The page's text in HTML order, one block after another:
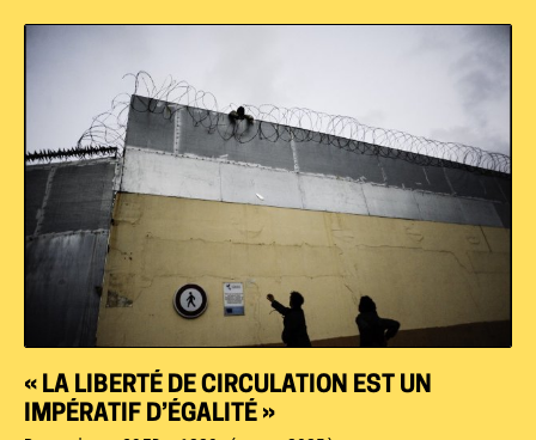
« LA LIBERTÉ DE CIRCULATION EST UN
IMPÉRATIF D’ÉGALITÉ »